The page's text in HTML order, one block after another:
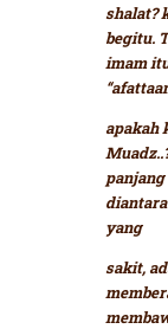
shalat?
begitu.
imam
apakah
yang
sakit,